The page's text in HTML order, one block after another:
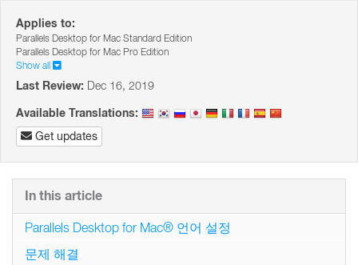
Applies to:
Parallels Desktop for Mac Standard Edition
Parallels Desktop for Mac Pro Edition
Show all
Last Review: Dec 16, 2019
Available Translations:
Get updates
In this article
Parallels Desktop for Mac® 언어 설정
문제 해결